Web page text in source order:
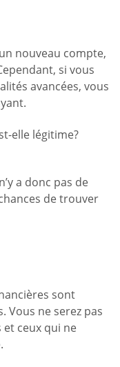
nouveau compte,
si vous
avancées, vous
elle légitime?
a donc pas de
de trouver
sont
Vous ne serez pas
ceux qui ne